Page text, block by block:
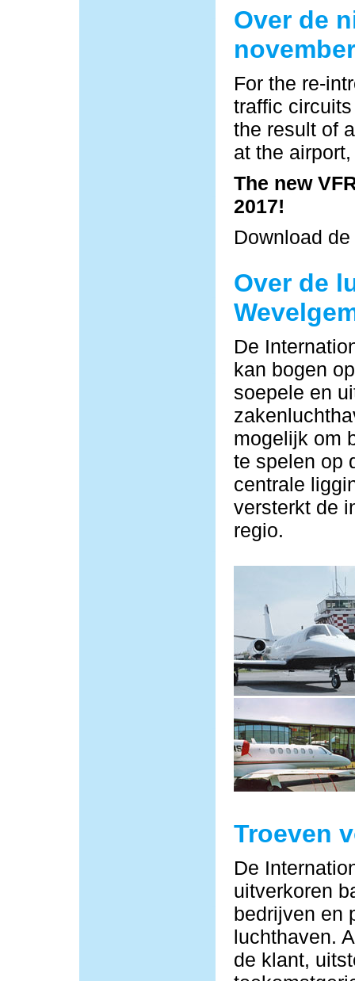
Over de
For the re-
traffic
the result of
at the
The new
2017!
Download de
Over de
De
kan bogen
soepele en
mogelijk om
te spelen op
centrale
versterkt de
regio.
Troeven
De
uitverkoren
bedrijven en
luchthaven.
de klant,